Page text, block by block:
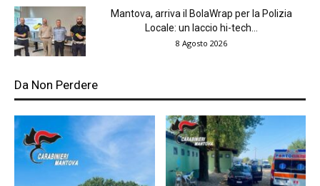
Mantova, arriva il BolaWrap per la Polizia
Locale: un laccio hi-tech...
8 Agosto 2026
Da Non Perdere